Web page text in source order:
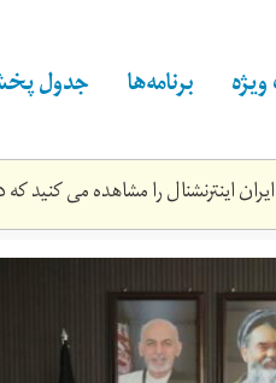
برنامه‌ها جدول
اینترنشنال را مشاهده می کنید